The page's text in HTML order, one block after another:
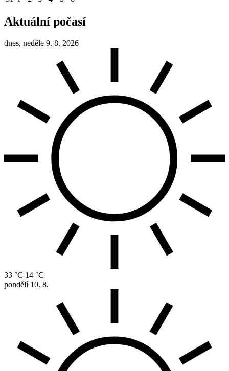
Aktuální počasí
dnes, neděle 9. 8. 2026
33 °C 14 °C
pondělí 10. 8.